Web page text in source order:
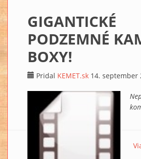
GIGANTICKÉ
PODZEMNÉ
BOXY!
Pridal KEMET.sk 14. september